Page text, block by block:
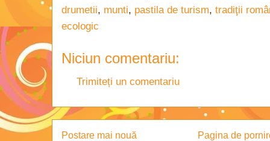
drumetii, munti, pastila de turism, tradiţii
ecologic
Niciun comentariu:
Trimiteți un comentariu
Postare mai nouă Pagina de